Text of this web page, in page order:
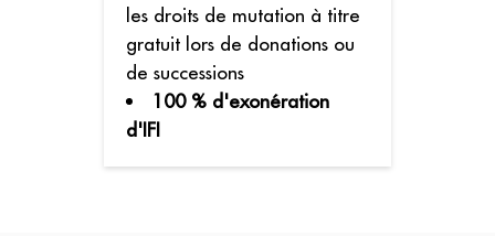
les droits de mutation à titre
gratuit lors de donations ou
de successions
100 % d'exonération
d'IFI